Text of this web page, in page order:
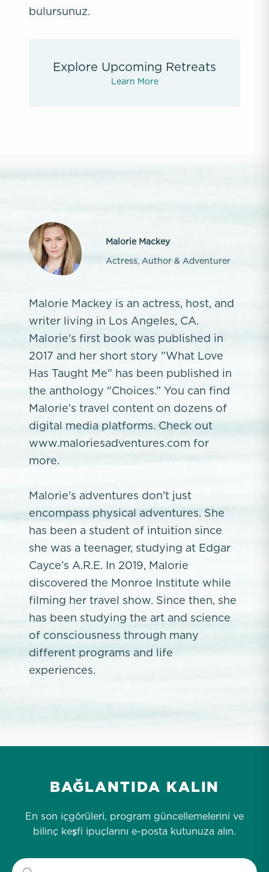
bulursunuz.
Explore Upcoming Retreats
Learn More
Malorie Mackey
Actress, Author & Adventurer
Malorie Mackey is an actress, host, and
writer living in Los Angeles, CA.
Malorie's first book was published in
2017 and her short story "What Love
Has Taught Me" has been published in
the anthology "Choices.” You can find
Malorie’s travel content on dozens of
digital media platforms. Check out
www.maloriesadventures.com for
more.
Malorie's adventures don't just
encompass physical adventures. She
has been a student of intuition since
she was a teenager, studying at Edgar
Cayce’s A.R.E. In 2019, Malorie
discovered the Monroe Institute while
filming her travel show. Since then, she
has been studying the art and science
of consciousness through many
different programs and life
experiences.
BAĞLANTIDA KALIN
En son içgörüleri, program güncellemelerini ve
bilinç keşfi ipuçlarını e-posta kutunuza alın.